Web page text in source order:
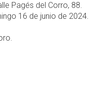
Pagés del Corro, 88.
16 de junio de 2024.